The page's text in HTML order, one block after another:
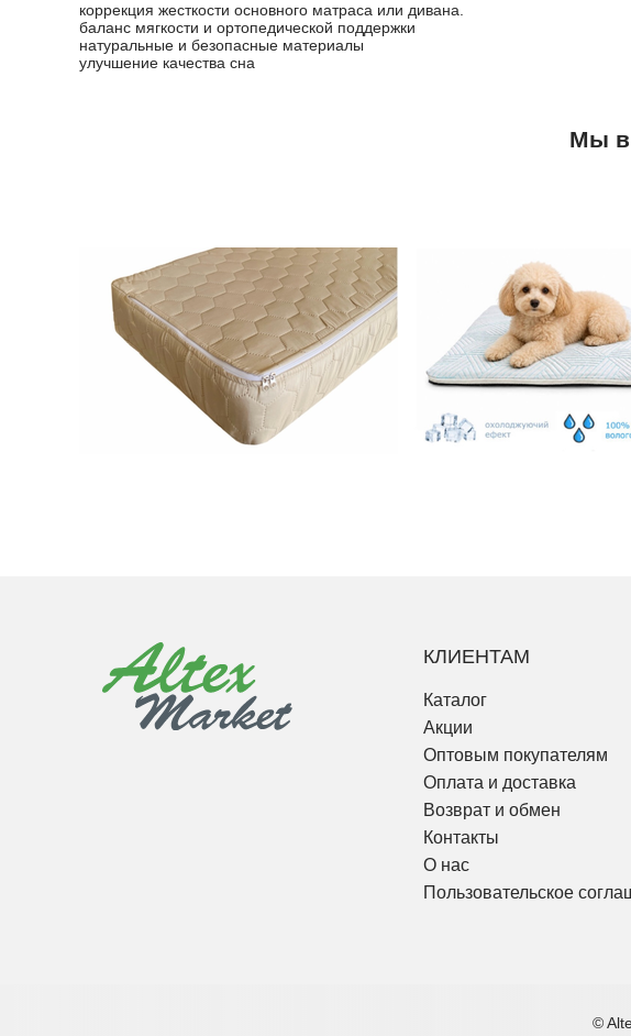
коррекция жесткости основного матраса или дивана.
баланс мягкости и ортопедической поддержки
натуральные и безопасные материалы
улучшение качества сна
Мы в
КЛИЕНТАМ
Каталог
Акции
Оптовым покупателям
Оплата и доставка
Возврат и обмен
Контакты
О нас
Пользовательское
©